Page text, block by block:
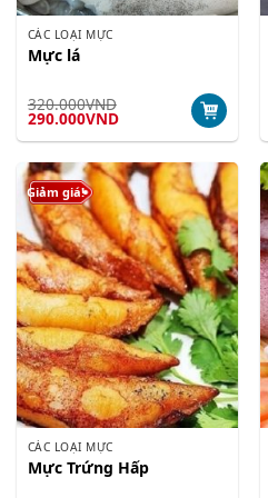
CÁC LOẠI MỰC
Mực lá
320.000VND
Giá
gốc
là:
320.000VND.
290.000VNDGiá
tại
là:
290.000VND.
Giảm giá!
CÁC LOẠI MỰC
Mực Trứng Hấp